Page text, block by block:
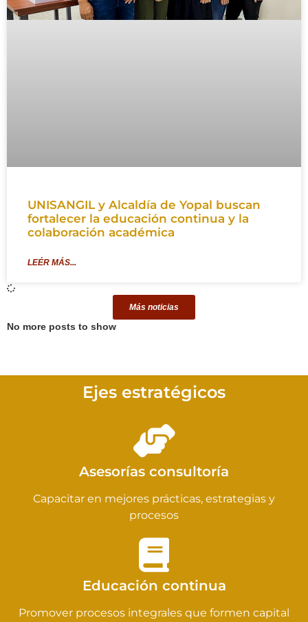
UNISANGIL y Alcaldía de Yopal buscan
fortalecer la educación continua y la
colaboración académica
LEÉR MÁS...
Más noticias
No more posts to show
Ejes estratégicos
Asesorías consultoría
Capacitar en mejores prácticas, estrategias y
procesos
Educación continua
Promover procesos integrales que formen capital